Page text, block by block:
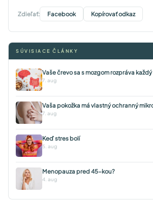
Zdieľať: Facebook Kopírovať odkaz
SÚVISIACE ČLÁNKY
Vaše črevo sa s mozgom rozpráva
7. aug
Vaša pokožka má vlastný ochranný
7. aug
Keď stres bolí
5. aug
Menopauza pred 45-kou?
4. aug